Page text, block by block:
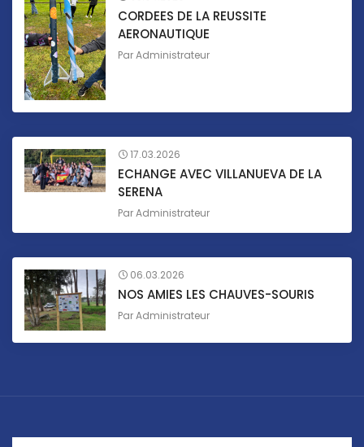
CORDEES DE LA REUSSITE
AERONAUTIQUE
ParAdministrateur
17.03.2026
ECHANGE AVEC VILLANUEVA DE LA
SERENA
ParAdministrateur
06.03.2026
NOS AMIES LES CHAUVES-SOURIS
ParAdministrateur